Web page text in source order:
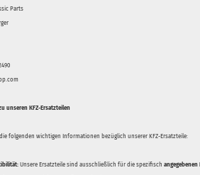
Parts
unseren KFZ-Ersatzteilen
folgenden wichtigen Informationen bezüglich unserer KFZ-Ersatzteile:
Unsere Ersatzteile sind ausschließlich für die spezifisch